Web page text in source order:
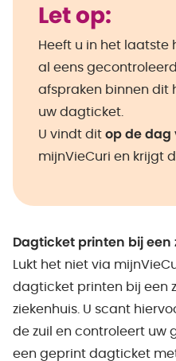
Let op:
Heeft u in het laatste
al eens
afspraken binnen dit
uw dagticket.
U vindt dit op de dag
mijnVieCuri en krijgt
Dagticket printen bij een
Lukt het niet via
dagticket printen bij een
ziekenhuis. U scant
de zuil en controleert uw
een geprint dagticket